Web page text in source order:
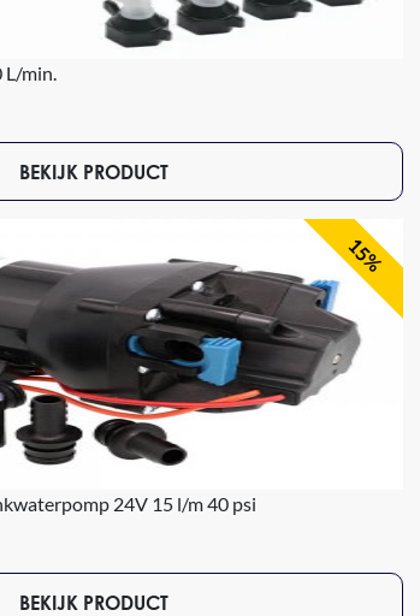
L/min.
BEKIJK PRODUCT
15%
24V 15 l/m 40 psi
BEKIJK PRODUCT